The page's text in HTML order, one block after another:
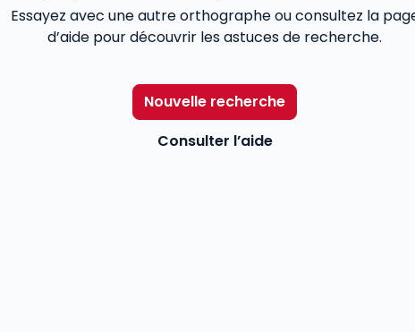
Essayez avec une autre orthographe ou consultez la
d’aide pour découvrir les astuces de recherche.
Nouvelle recherche
Consulter l’aide